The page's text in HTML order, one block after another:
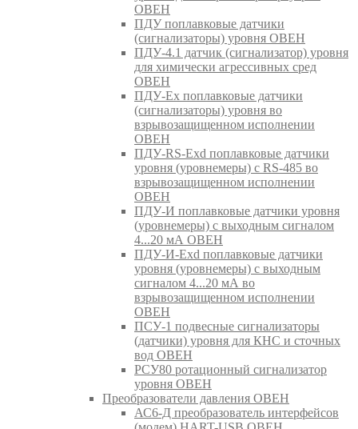
ОВЕН
ПДУ поплавковые датчики
(сигнализаторы) уровня ОВЕН
ПДУ-4.1 датчик (сигнализатор) уровня
для химически агрессивных сред
ОВЕН
ПДУ-Ex поплавковые датчики
(сигнализаторы) уровня во
взрывозащищенном исполнении
ОВЕН
ПДУ-RS-Exd поплавковые датчики
уровня (уровнемеры) с RS-485 во
взрывозащищенном исполнении
ОВЕН
ПДУ-И поплавковые датчики уровня
(уровнемеры) с выходным сигналом
4...20 мА ОВЕН
ПДУ-И-Exd поплавковые датчики
уровня (уровнемеры) с выходным
сигналом 4...20 мА во
взрывозащищенном исполнении
ОВЕН
ПСУ-1 подвесные сигнализаторы
(датчики) уровня для КНС и сточных
вод ОВЕН
РСУ80 ротационный сигнализатор
уровня ОВЕН
Преобразователи давления ОВЕН
АС6-Д преобразователь интерфейсов